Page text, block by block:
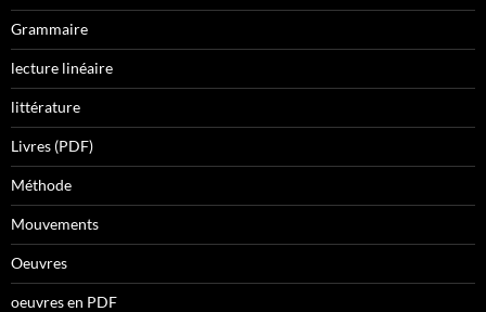
Grammaire
lecture linéaire
littérature
Livres (PDF)
Méthode
Mouvements
Oeuvres
oeuvres en PDF